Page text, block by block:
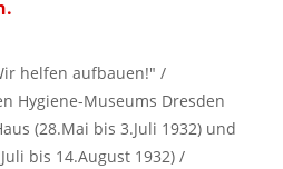
helfen aufbauen!" /
Hygiene-Museums Dresden
(28.Mai bis 3.Juli 1932) und
bis 14.August 1932) /